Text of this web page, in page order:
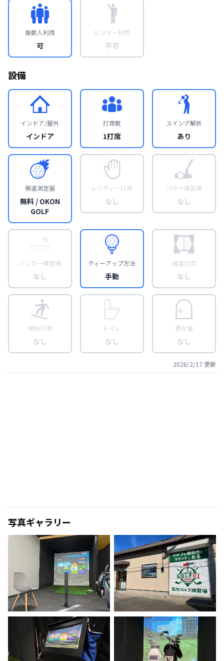
複数人利用
可
ビジター利用
不可
設備
インドア/屋外
インドア
打席数
1打席
スイング解析
あり
弾道測定器
無料 / OKON
GOLF
レフティー打席
なし
パター練習場
なし
バンカー練習場
なし
ティーアップ方法
手動
個室打席
なし
傾斜打席
なし
トイレ
なし
更衣室
なし
2026/2/17 更新
写真ギャラリー